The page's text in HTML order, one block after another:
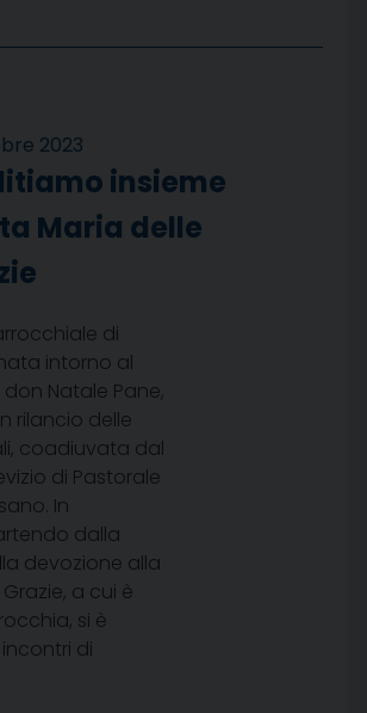
2023
insieme
Maria delle
di
intorno al
Natale Pane,
rilancio delle
coadiuvata dal
di Pastorale
In
dalla
devozione alla
a cui è
si è
di